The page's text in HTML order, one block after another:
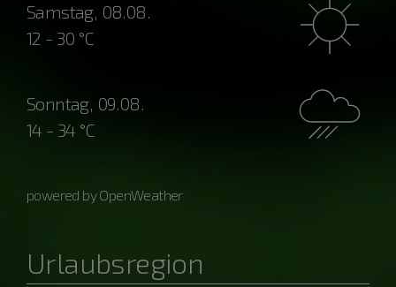
Samstag, 08.08.
12 - 30 °C
Sonntag, 09.08.
14 - 34 °C
powered by OpenWeather
Urlaubsregion